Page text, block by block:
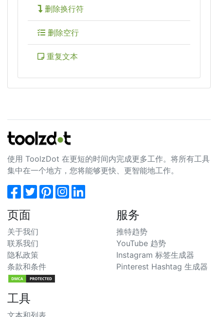
删除换行符
删除空行
重复文本
使用 ToolzDot 在更短的时间内完成更多工作。将所有工具
集中在一个地方，您将能够更快、更智能地工作。
页面
关于我们
联系我们
隐私政策
条款和条件
服务
推特趋势
YouTube 趋势
Instagram 标签生成器
Pinterest Hashtag 生成器
工具
文本和列表